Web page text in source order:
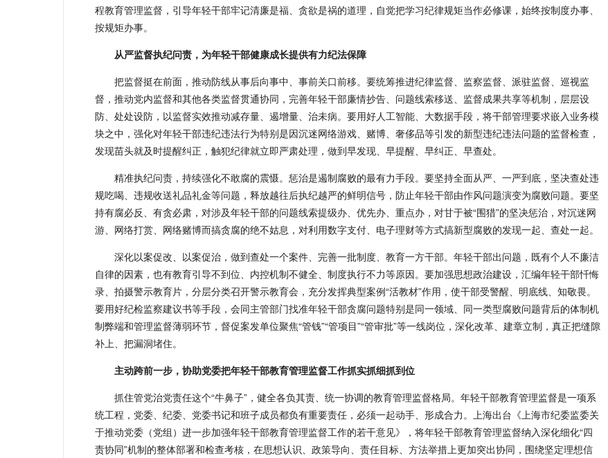
程教育管理监督，引导年轻干部牢记清廉是福、贪欲是祸的道理，自觉把学习纪律规矩当作必修课，始终按制度办事、
按规矩办事。
从严监督执纪问责，为年轻干部健康成长提供有力纪法保障
把监督挺在前面，推动防线从事后向事中、事前关口前移。要统筹推进纪律监督、监察监督、派驻监督、巡视监
督，推动党内监督和其他各类监督贯通协同，完善年轻干部廉情抄告、问题线索移送、监督成果共享等机制，层层设
防、处处设防，以监督实效推动减存量、遏增量、治未病。要用好人工智能、大数据手段，将干部管理要求嵌入业务模
块之中，强化对年轻干部违纪违法行为特别是因沉迷网络游戏、赌博、奢侈品等引发的新型违纪违法问题的监督检查，
发现苗头就及时提醒纠正，触犯纪律就立即严肃处理，做到早发现、早提醒、早纠正、早查处。
精准执纪问责，持续强化不敢腐的震慑。惩治是遏制腐败的最有力手段。要坚持全面从严、一严到底，坚决查处违
规吃喝、违规收送礼品礼金等问题，释放越往后执纪越严的鲜明信号，防止年轻干部由作风问题演变为腐败问题。要坚
持有腐必反、有贪必肃，对涉及年轻干部的问题线索提级办、优先办、重点办，对甘于被“围猎”的坚决惩治，对沉迷网
游、网络打赏、网络赌博而搞贪腐的绝不姑息，对利用数字支付、电子理财等方式搞新型腐败的发现一起、查处一起。
深化以案促改、以案促治，做到查处一个案件、完善一批制度、教育一方干部。年轻干部出问题，既有个人不廉洁
自律的因素，也有教育引导不到位、内控机制不健全、制度执行不力等原因。要加强思想政治建设，汇编年轻干部忏悔
录、拍摄警示教育片，分层分类召开警示教育会，充分发挥典型案例“活教材”作用，使干部受警醒、明底线、知敬畏。
要用好纪检监察建议书等手段，会同主管部门找准年轻干部贪腐问题特别是同一领域、同一类型腐败问题背后的体制机
制弊端和管理监督薄弱环节，督促案发单位聚焦“管钱”“管项目”“管审批”等一线岗位，深化改革、建章立制，真正把缝隙
补上、把漏洞堵住。
主动跨前一步，协助党委把年轻干部教育管理监督工作抓实抓细抓到位
抓住管党治党责任这个“牛鼻子”，健全各负其责、统一协调的教育管理监督格局。年轻干部教育管理监督是一项系
统工程，党委、纪委、党委书记和班子成员都负有重要责任，必须一起动手、形成合力。上海出台《上海市纪委监委关
于推动党委（党组）进一步加强年轻干部教育管理监督工作的若干意见》，将年轻干部教育管理监督纳入深化细化“四
责协同”机制的整体部署和检查考核，在思想认识、政策导向、责任目标、方法举措上更加突出协同，围绕坚定理想信